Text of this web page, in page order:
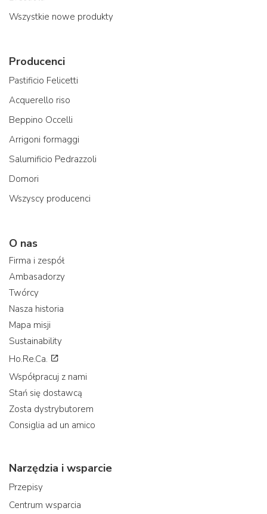
Wszystkie nowe produkty
Producenci
Pastificio Felicetti
Acquerello riso
Beppino Occelli
Arrigoni formaggi
Salumificio Pedrazzoli
Domori
Wszyscy producenci
O nas
Firma i zespół
Ambasadorzy
Twórcy
Nasza historia
Mapa misji
Sustainability
Ho.Re.Ca.
Współpracuj z nami
Stań się dostawcą
Zosta dystrybutorem
Consiglia ad un amico
Narzędzia i wsparcie
Przepisy
Centrum wsparcia